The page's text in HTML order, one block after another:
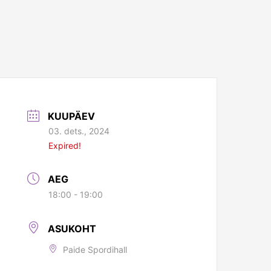
KUUPÄEV
03. dets., 2024
Expired!
AEG
18:00 - 19:00
ASUKOHT
Paide Spordihall